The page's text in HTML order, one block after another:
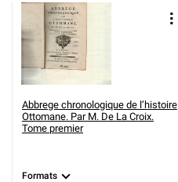
Abbrege chronologique de l’histoire
Ottomane. Par M. De La Croix.
Tome premier
Formats